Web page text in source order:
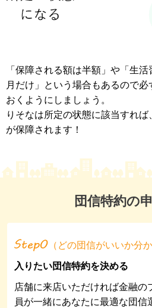
「保障される額は半額」や「生
月だけ」という場合もあるので
おくようにしましょう。
りそなは所定の状態に該当すれ
が保障されます！
団信特約の
（どの団信がいいか分
入りたい団信特約を決める
店舗に来店いただければ金融の
員が一緒にあなたに最適な団信